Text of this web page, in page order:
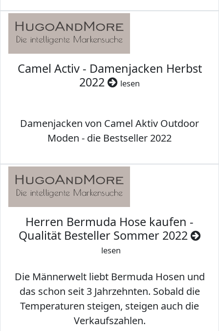
Camel Activ - Damenjacken Herbst
2022
lesen
Damenjacken von Camel Aktiv Outdoor
Moden - die Bestseller 2022
Herren Bermuda Hose kaufen -
Qualität Besteller Sommer 2022
lesen
Die Männerwelt liebt Bermuda Hosen und
das schon seit 3 Jahrzehnten. Sobald die
Temperaturen steigen, steigen auch die
Verkaufszahlen.